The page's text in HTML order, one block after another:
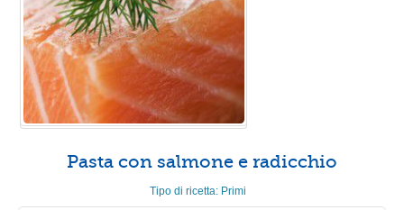
Pasta con salmone e radicchio
Tipo di ricetta: Primi